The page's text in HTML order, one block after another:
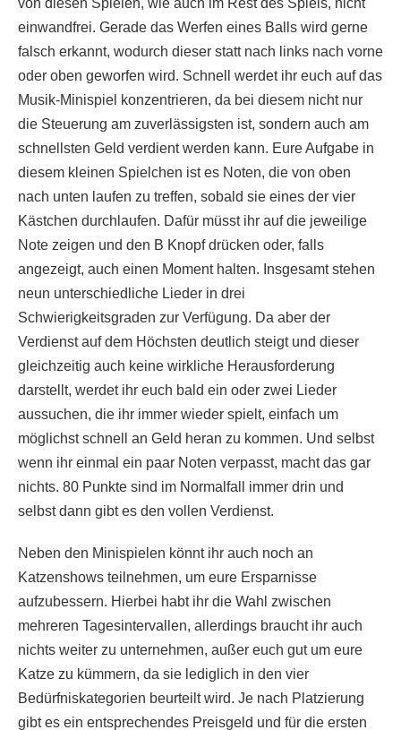
von diesen Spielen, wie auch im Rest des Spiels, nicht
einwandfrei. Gerade das Werfen eines Balls wird gerne
falsch erkannt, wodurch dieser statt nach links nach vorne
oder oben geworfen wird. Schnell werdet ihr euch auf das
Musik-Minispiel konzentrieren, da bei diesem nicht nur
die Steuerung am zuverlässigsten ist, sondern auch am
schnellsten Geld verdient werden kann. Eure Aufgabe in
diesem kleinen Spielchen ist es Noten, die von oben
nach unten laufen zu treffen, sobald sie eines der vier
Kästchen durchlaufen. Dafür müsst ihr auf die jeweilige
Note zeigen und den B Knopf drücken oder, falls
angezeigt, auch einen Moment halten. Insgesamt stehen
neun unterschiedliche Lieder in drei
Schwierigkeitsgraden zur Verfügung. Da aber der
Verdienst auf dem Höchsten deutlich steigt und dieser
gleichzeitig auch keine wirkliche Herausforderung
darstellt, werdet ihr euch bald ein oder zwei Lieder
aussuchen, die ihr immer wieder spielt, einfach um
möglichst schnell an Geld heran zu kommen. Und selbst
wenn ihr einmal ein paar Noten verpasst, macht das gar
nichts. 80 Punkte sind im Normalfall immer drin und
selbst dann gibt es den vollen Verdienst.
Neben den Minispielen könnt ihr auch noch an
Katzenshows teilnehmen, um eure Ersparnisse
aufzubessern. Hierbei habt ihr die Wahl zwischen
mehreren Tagesintervallen, allerdings braucht ihr auch
nichts weiter zu unternehmen, außer euch gut um eure
Katze zu kümmern, da sie lediglich in den vier
Bedürfniskategorien beurteilt wird. Je nach Platzierung
gibt es ein entsprechendes Preisgeld und für die ersten